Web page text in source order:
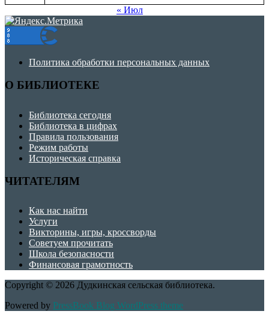
« Июл
Политика обработки персональных данных
О БИБЛИОТЕКЕ
Библиотека сегодня
Библиотека в цифрах
Правила пользования
Режим работы
Историческая справка
ЧИТАТЕЛЯМ
Как нас найти
Услуги
Викторины, игры, кроссворды
Советуем прочитать
Школа безопасности
Финансовая грамотность
Copyright © 2026 Дудкинская сельская библиотека.
Powered by PressBook Blog WordPress theme